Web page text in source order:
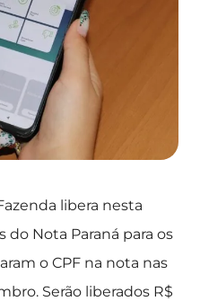
libera nesta
do Nota Paraná para os
o CPF na nota nas
Serão liberados R$